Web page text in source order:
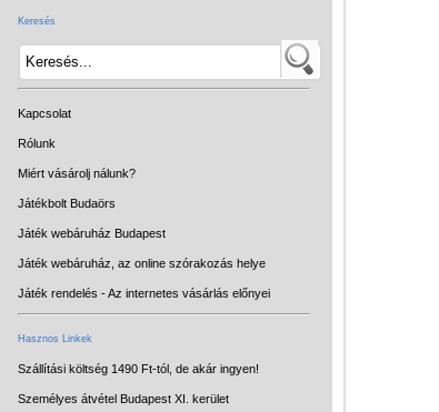
Keresés
Kapcsolat
Rólunk
Miért vásárolj nálunk?
Játékbolt Budaörs
Játék webáruház Budapest
Játék webáruház, az online szórakozás helye
Játék rendelés - Az internetes vásárlás előnyei
Hasznos Linkek
Szállítási költség 1490 Ft-tól, de akár ingyen!
Személyes átvétel Budapest XI. kerület